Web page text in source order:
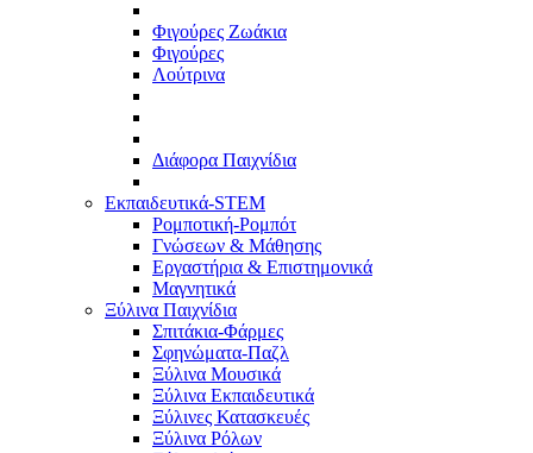
Φιγούρες Zωάκια
Φιγούρες
Λούτρινα
Διάφορα Παιχνίδια
Εκπαιδευτικά-STEM
Ρομποτική-Ρομπότ
Γνώσεων & Μάθησης
Εργαστήρια & Επιστημονικά
Μαγνητικά
Ξύλινα Παιχνίδια
Σπιτάκια-Φάρμες
Σφηνώματα-Παζλ
Ξύλινα Μουσικά
Ξύλινα Εκπαιδευτικά
Ξύλινες Κατασκευές
Ξύλινα Ρόλων